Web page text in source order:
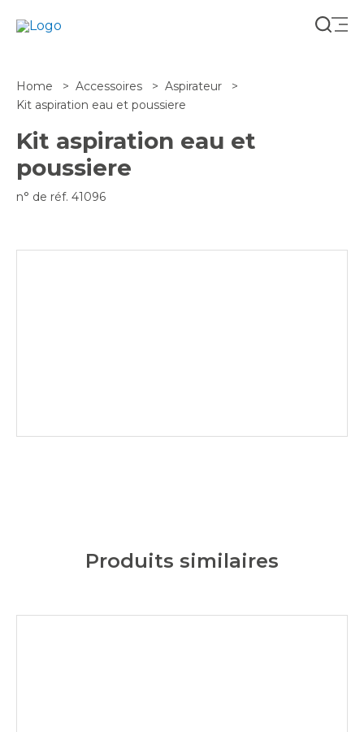
Home Accessoires
Aspirateur
Kit aspiration eau et poussiere
Kit aspiration eau et
poussiere
n° de réf. 41096
Produits similaires